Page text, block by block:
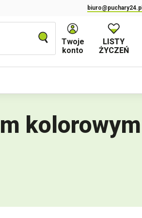
biuro@puchary24.pl
Twoje
konto
LISTY
ŻYCZEŃ
kolorowym